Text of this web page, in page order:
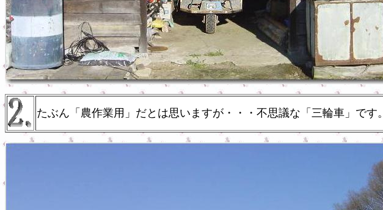
たぶん「農作業用」だとは思いますが・・・不思議な「三輪車」です。